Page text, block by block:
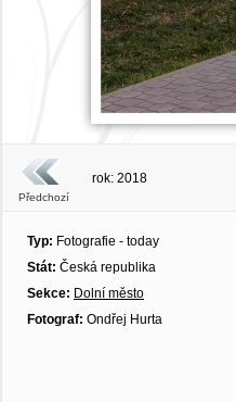
Předchozí
rok: 2018
Typ: Fotografie - today
Stát: Česká republika
Sekce: Dolní město
Fotograf: Ondřej Hurta